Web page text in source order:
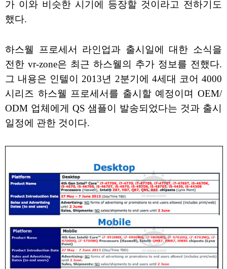
가 이와 비슷한 시기에 등장할 것이라고 전하기도
했다.
하스웰 프로세서 라인업과 출시일에 대한 소식을
전한 vr-zone은 최근 하스웰의 추가 정보를 전했다.
그 내용은 인텔이 2013년 2분기에 4세대 코어 4000
시리즈 하스웰 프로세서를 출시할 예정이며 OEM/
ODM 업체에게 QS 샘플이 발송되었다는 것과 출시
일정에 관한 것이다.